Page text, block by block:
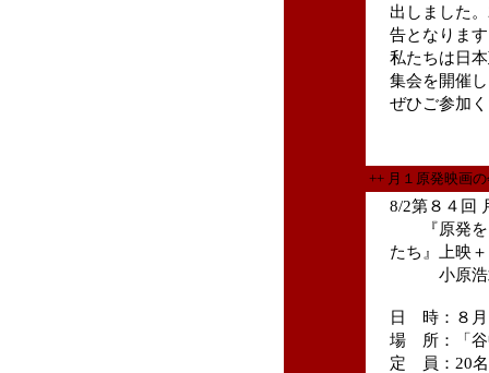
出しました
告となりま
私たちは日
集会を開催
ぜひご参加
++ 月１原発映
8/2第８４回
『原発を
たち』上映＋
小原浩靖
日 時：８月
場 所：「谷
定 員：20名